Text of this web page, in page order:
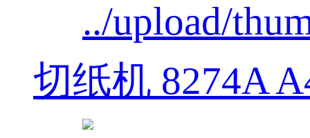
切纸机 8274A